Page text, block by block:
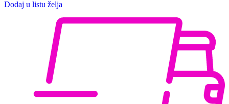
Dodaj u listu želja